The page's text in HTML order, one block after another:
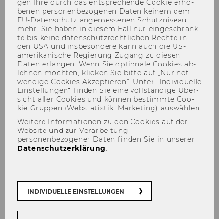
Zugang zu Online-Ressourcen
Am WU Campus
Externe
Bibliothek
snutzer*in
An den PCs in den Bibliotheken
Für Angehörige einer an
Computer über
eduroam
gen Ihre durch das ent­spre­chen­de Coo­kie er­ho­
be­nen per­so­nen­be­zo­ge­nen Daten kei­nem dem
EU-​Datenschutz an­ge­mes­se­nen Schutz­ni­veau
mehr. Sie haben in die­sem Fall nur ein­ge­schränk­
te bis keine da­ten­schutz­recht­li­chen Rech­te in
den USA und ins­be­son­de­re kann auch die US-​
amerikanische Re­gie­rung Zu­gang zu die­sen
Daten er­lan­gen. Wenn Sie op­tio­na­le Coo­kies ab­
leh­nen möch­ten, kli­cken Sie bitte auf „Nur not­
wen­di­ge Coo­kies Ak­zep­tie­ren“. Unter „In­di­vi­du­el­le
Ein­stel­lun­gen“ fin­den Sie eine voll­stän­di­ge Über­
sicht aller Coo­kies und kön­nen be­stimm­te Coo­
kie Grup­pen (Web­sta­tis­tik, Mar­ke­ting) aus­wäh­len.
Weitere Informationen zu den Cookies auf der
Website und zur Verarbeitung
personenbezogener Daten finden Sie in unserer
Datenschutzerklärung.
INDIVIDUELLE EINSTELLUNGEN